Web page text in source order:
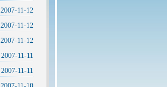
2007-11-12
2007-11-12
2007-11-12
2007-11-11
2007-11-11